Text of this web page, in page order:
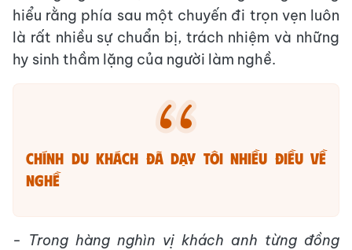
hiểu rằng phía sau một chuyến đi trọn vẹn luôn
là rất nhiều sự chuẩn bị, trách nhiệm và những
hy sinh thầm lặng của người làm nghề.
Chính du khách đã dạy tôi nhiều điều về
nghề
- Trong hàng nghìn vị khách anh từng đồng